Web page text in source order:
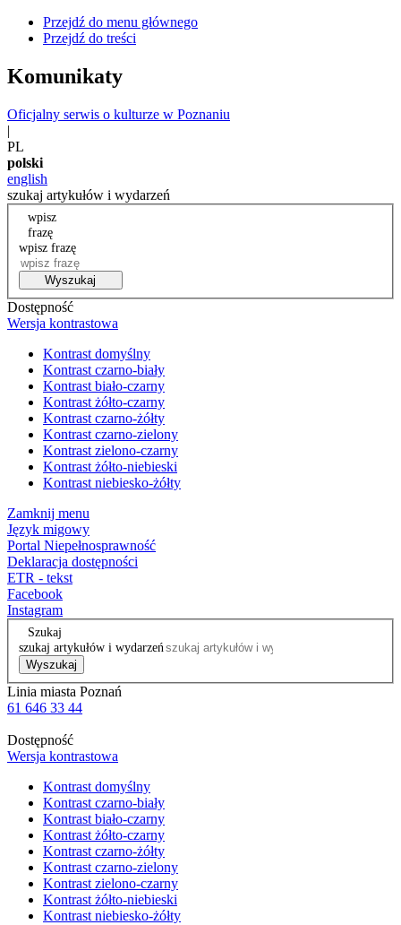
Przejdź do menu głównego
Przejdź do treści
Komunikaty
Oficjalny serwis o kulturze w Poznaniu
|
PL
polski
english
szukaj artykułów i wydarzeń
wpisz
frazę
wpisz frazę
Wyszukaj
Dostępność
Wersja kontrastowa
Kontrast domyślny
Kontrast czarno-biały
Kontrast biało-czarny
Kontrast żółto-czarny
Kontrast czarno-żółty
Kontrast czarno-zielony
Kontrast zielono-czarny
Kontrast żółto-niebieski
Kontrast niebiesko-żółty
Zamknij menu
Język migowy
Portal Niepełnosprawność
Deklaracja dostępności
ETR - tekst
Facebook
Instagram
Szukaj
szukaj artykułów i wydarzeń
Wyszukaj
Linia miasta Poznań
61 646 33 44
Dostępność
Wersja kontrastowa
Kontrast domyślny
Kontrast czarno-biały
Kontrast biało-czarny
Kontrast żółto-czarny
Kontrast czarno-żółty
Kontrast czarno-zielony
Kontrast zielono-czarny
Kontrast żółto-niebieski
Kontrast niebiesko-żółty